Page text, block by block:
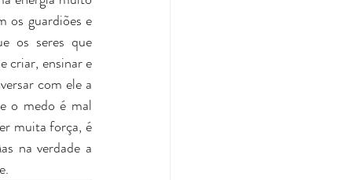
os guardiões e
os seres que
criar, ensinar e
com ele a
o medo é mal
muita força, é
na verdade a